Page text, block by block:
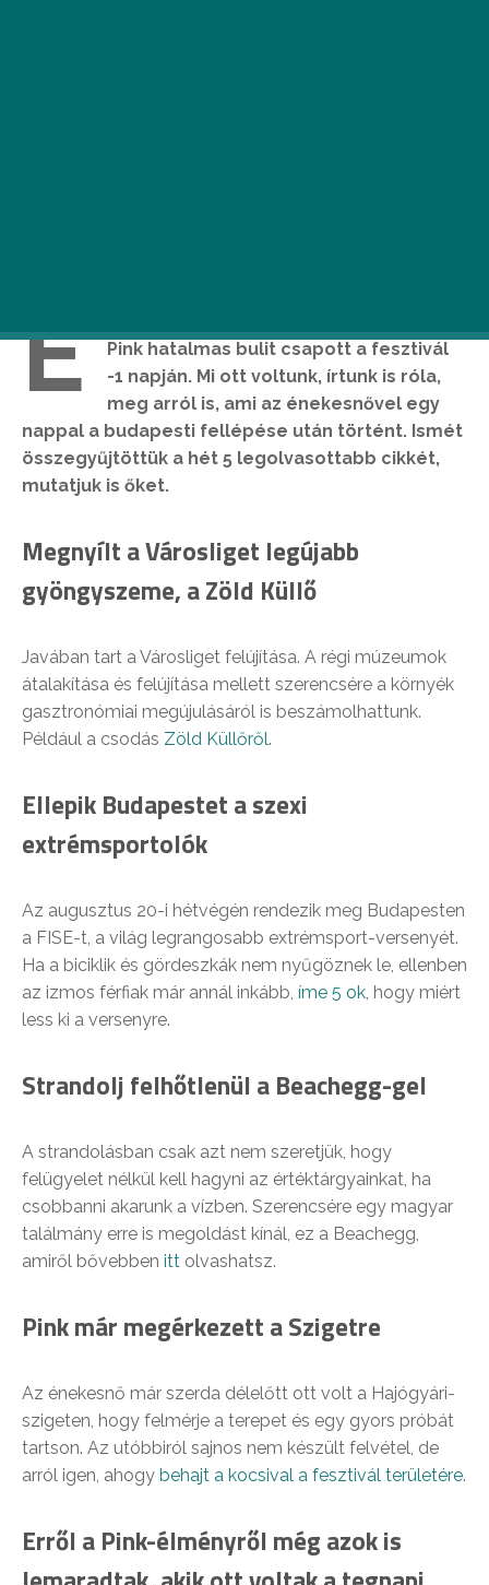
E
Pink hatalmas bulit csapott a fesztivál
-1 napján. Mi ott voltunk, írtunk is róla,
meg arról is, ami az énekesnővel egy
nappal a budapesti fellépése után történt. Ismét
összegyűjtöttük a hét 5 legolvasottabb cikkét,
mutatjuk is őket.
Megnyílt a Városliget legújabb
gyöngyszeme, a Zöld Küllő
Javában tart a Városliget felújítása. A régi múzeumok
átalakítása és felújítása mellett szerencsére a környék
gasztronómiai megújulásáról is beszámolhattunk.
Például a csodás Zöld Küllőről.
Ellepik Budapestet a szexi
extrémsportolók
Az augusztus 20-i hétvégén rendezik meg Budapesten
a FISE-t, a világ legrangosabb extrémsport-versenyét.
Ha a biciklik és gördeszkák nem nyűgöznek le, ellenben
az izmos férfiak már annál inkább, íme 5 ok, hogy miért
less ki a versenyre.
Strandolj felhőtlenül a Beachegg-gel
A strandolásban csak azt nem szeretjük, hogy
felügyelet nélkül kell hagyni az értéktárgyainkat, ha
csobbanni akarunk a vízben. Szerencsére egy magyar
találmány erre is megoldást kínál, ez a Beachegg,
amiről bővebben itt olvashatsz.
Pink már megérkezett a Szigetre
Az énekesnő már szerda délelőtt ott volt a Hajógyári-
szigeten, hogy felmérje a terepet és egy gyors próbát
tartson. Az utóbbiról sajnos nem készült felvétel, de
arról igen, ahogy behajt a kocsival a fesztivál területére.
Erről a Pink-élményről még azok is